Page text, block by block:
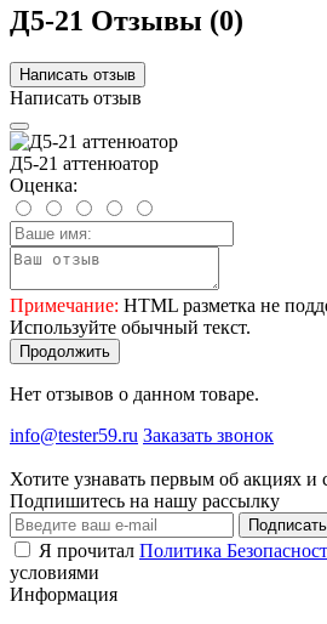
Д5-21 Отзывы (0)
Написать отзыв
Написать отзыв
Д5-21 аттенюатор
Оценка:
Примечание: HTML разметка не
Используйте обычный текст.
Продолжить
Нет отзывов о данном товаре.
info@tester59.ru Заказать звонок
Хотите узнавать первым об акциях и
Подпишитесь на нашу рассылку
Я прочитал Политика
условиями
Информация